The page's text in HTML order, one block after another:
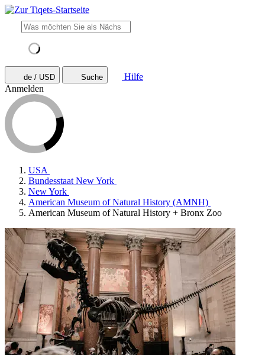
de / USD Suche
Hilfe
Anmelden
USA
Bundesstaat New York
New York
American Museum of Natural History (AMNH)
American Museum of Natural History + Bronx Zoo